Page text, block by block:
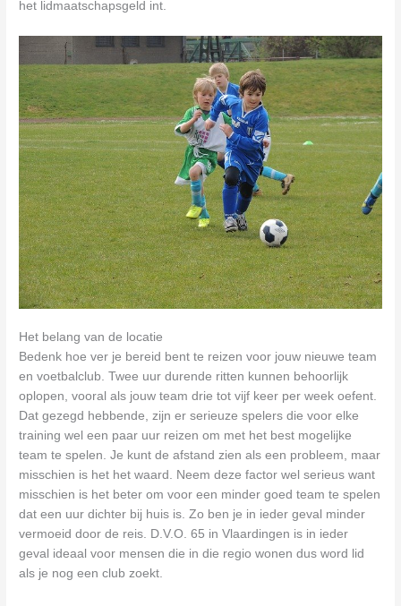
het lidmaatschapsgeld int.
Het belang van de locatie
Bedenk hoe ver je bereid bent te reizen voor jouw nieuwe team
en voetbalclub. Twee uur durende ritten kunnen behoorlijk
oplopen, vooral als jouw team drie tot vijf keer per week oefent.
Dat gezegd hebbende, zijn er serieuze spelers die voor elke
training wel een paar uur reizen om met het best mogelijke
team te spelen. Je kunt de afstand zien als een probleem, maar
misschien is het het waard. Neem deze factor wel serieus want
misschien is het beter om voor een minder goed team te spelen
dat een uur dichter bij huis is. Zo ben je in ieder geval minder
vermoeid door de reis. D.V.O. 65 in Vlaardingen is in ieder
geval ideaal voor mensen die in die regio wonen dus word lid
als je nog een club zoekt.